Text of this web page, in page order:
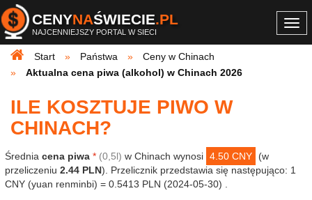
CENYNAŚWIECIE.PL
NAJCENNIEJSZY PORTAL W SIECI
Start
Państwa
Ceny w Chinach
Aktualna cena piwa (alkohol) w Chinach 2026
ILE KOSZTUJE PIWO W
CHINACH?
Średnia cena piwa * (0,5l) w Chinach wynosi 4.50 CNY
(w
przeliczeniu 2.44 PLN). Przelicznik przedstawia się następująco: 1
CNY (yuan renminbi) = 0.5413 PLN (2024-05-30) .